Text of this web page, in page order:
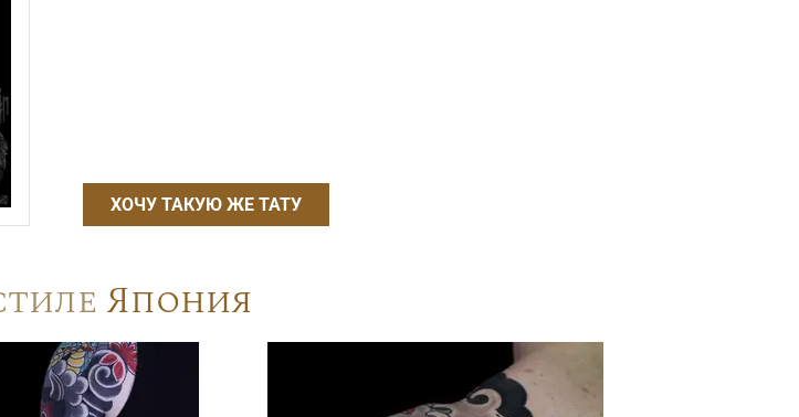
ХОЧУ ТАКУЮ ЖЕ ТАТУ
Япония